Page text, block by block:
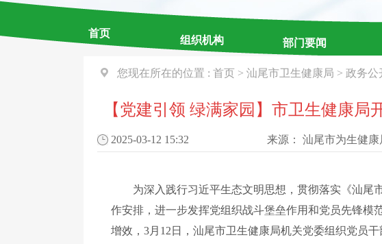
首页
组织机构 部门要闻
您现在所在的位置 : 首页 > 汕尾市卫生健康局 > 政务公
【党建引领 绿满家园】市卫生健康
2025-03-12 15:32 来源： 汕尾市为生健康
为深入践行习近平生态文明思想，贯彻落实《汕尾
作安排，进一步发挥党组织战斗堡垒作用和党员先锋模
增效，3月12日，汕尾市卫生健康局机关党委组织党员